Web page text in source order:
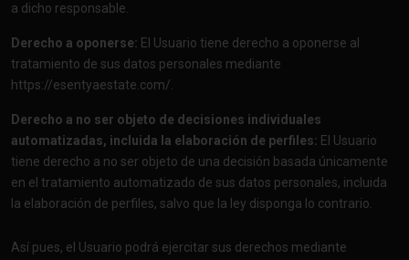
a dicho responsable.
Derecho a oponerse: El Usuario tiene derecho a oponerse al
tratamiento de sus datos personales mediante
https://esentyaestate.com/
Derecho a no ser objeto de decisiones individuales
automatizadas, incluida la elaboración de perfiles: El Usuario
tiene derecho a no ser objeto de una decisión basada únicamente
en el tratamiento automatizado de sus datos personales, incluida
la elaboración de perfiles, salvo que la ley disponga lo contrario.
Así pues, el Usuario podrá ejercitar sus derechos mediante